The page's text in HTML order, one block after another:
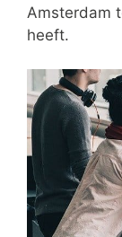
Amsterdam
heeft.